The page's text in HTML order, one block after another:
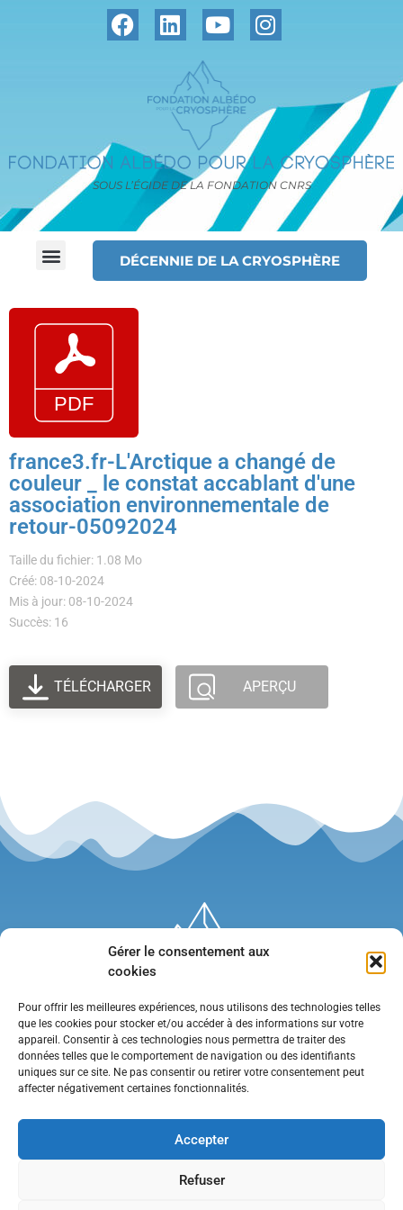
Gérer le consentement aux
cookies
Pour offrir les meilleures expériences, nous utilisons des technologies telles
que les cookies pour stocker et/ou accéder à des informations sur votre
appareil. Consentir à ces technologies nous permettra de traiter des
données telles que le comportement de navigation ou des identifiants
uniques sur ce site. Ne pas consentir ou retirer votre consentement peut
affecter négativement certaines fonctionnalités.
Accepter
Refuser
SOUS L’ÉGIDE DE LA FONDATION CNRS
DÉCENNIE DE LA CRYOSPHÈRE
france3.fr-L'Arctique a changé de
couleur _ le constat accablant d'une
association environnementale de
retour-05092024
Taille du fichier: 1.08 Mo
Créé: 08-10-2024
Mis à jour: 08-10-2024
Succès: 16
TÉLÉCHARGER APERÇU
•Contact